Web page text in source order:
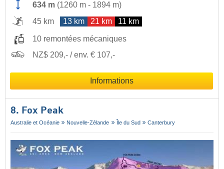
634 m (1260 m - 1894 m)
45 km
13 km 21 km 11 km
10 remontées mécaniques
NZ$ 209,- / env. € 107,-
Informations
8. Fox Peak
Australie et Océanie Nouvelle-Zélande Île du Sud Canterbury